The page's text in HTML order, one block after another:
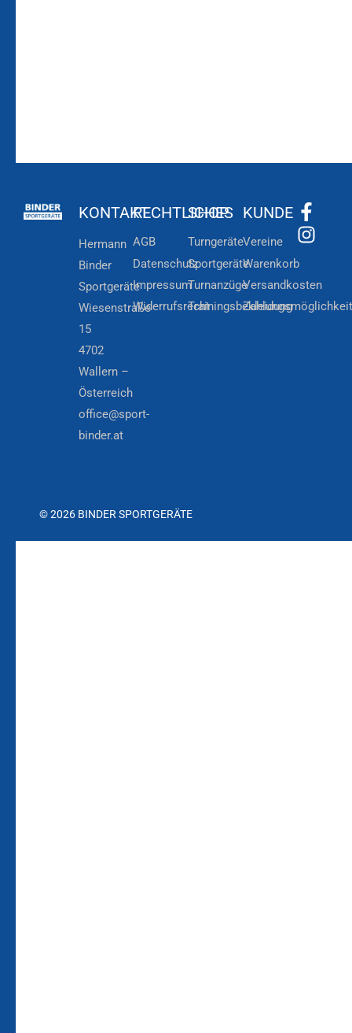
KONTAKT
Hermann
Binder
Sportgeräte
Wiesenstraße
15
4702
Wallern –
Österreich
office@sport-
binder.at
RECHTLICHES
AGB
Datenschutz
Impressum
Widerrufsrecht
SHOP
Turngeräte
Sportgeräte
Turnanzüge
Trainingsbekleidung
KUNDE
Vereine
Warenkorb
Versandkosten
© 2026 BINDER SPORTGERÄTE